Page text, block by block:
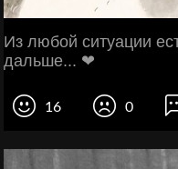
Из любой ситуации
дальше... ❤
16 0